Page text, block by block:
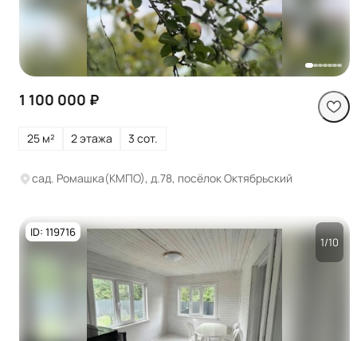
Посмотреть все
фото
1 100 000 ₽
25 м² 2 этажа 3 сот.
сад. Ромашка(КМПО), д.78, посёлок Октябрьский
Посмотреть все
фото
ID: 119716
1/10